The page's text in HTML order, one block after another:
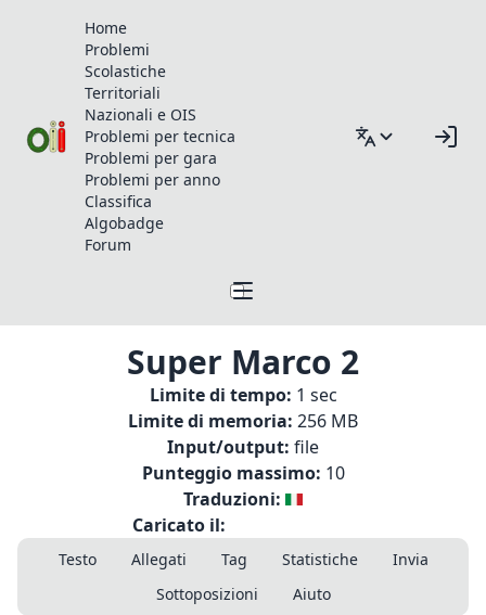
Home
Problemi
Scolastiche
Territoriali
Nazionali e OIS
Problemi per tecnica
Problemi per gara
Problemi per anno
Classifica
Algobadge
Forum
Super Marco 2
Limite di tempo: 1 sec
Limite di memoria: 256 MB
Input/output: file
Punteggio massimo: 10
Traduzioni:
Caricato il:
Testo Allegati Tag Statistiche
Invia
Sottoposizioni
Aiuto